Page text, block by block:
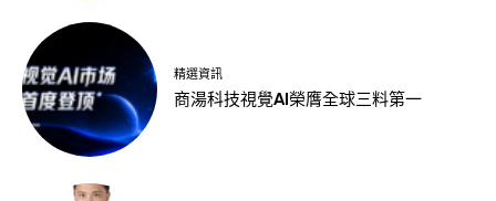
精選資訊
商湯科技視覺AI榮膺全球三料第一